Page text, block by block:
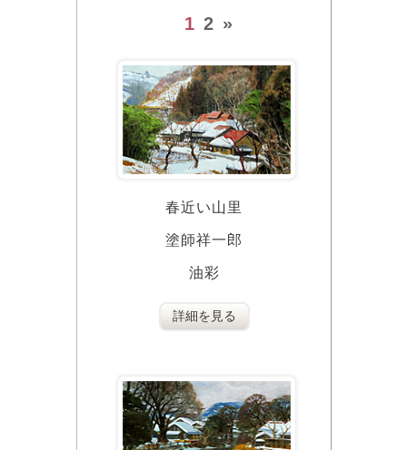
1 2 »
春近い山里
塗師祥一郎
油彩
詳細を見る